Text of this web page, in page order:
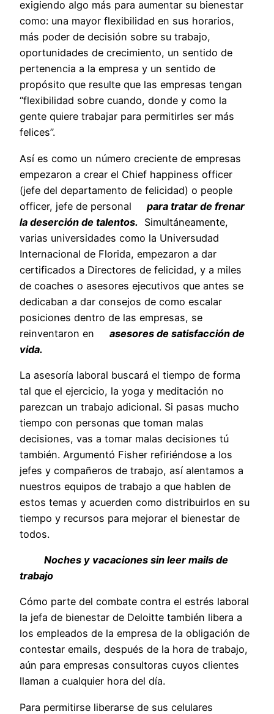
exigiendo algo más para aumentar su bienestar
como: una mayor flexibilidad en sus horarios,
más poder de decisión sobre su trabajo,
oportunidades de crecimiento, un sentido de
pertenencia a la empresa y un sentido de
propósito que resulte que las empresas tengan
“flexibilidad sobre cuando, donde y como la
gente quiere trabajar para permitirles ser más
felices”.
Así es como un número creciente de empresas
empezaron a crear el Chief happiness officer
(jefe del departamento de felicidad) o people
officer, jefe de personal
para tratar de frenar
la deserción de talentos. Simultáneamente,
varias universidades como la Universudad
Internacional de Florida, empezaron a dar
certificados a Directores de felicidad, y a miles
de coaches o asesores ejecutivos que antes se
dedicaban a dar consejos de como escalar
posiciones dentro de las empresas, se
reinventaron en
asesores de satisfacción de
vida.
La asesoría laboral buscará el tiempo de forma
tal que el ejercicio, la yoga y meditación no
parezcan un trabajo adicional. Si pasas mucho
tiempo con personas que toman malas
decisiones, vas a tomar malas decisiones tú
también. Argumentó Fisher refiriéndose a los
jefes y compañeros de trabajo, así alentamos a
nuestros equipos de trabajo a que hablen de
estos temas y acuerden como distribuirlos en su
tiempo y recursos para mejorar el bienestar de
todos.
Noches y vacaciones sin leer mails de
trabajo
Cómo parte del combate contra el estrés laboral
la jefa de bienestar de Deloitte también libera a
los empleados de la empresa de la obligación de
contestar emails, después de la hora de trabajo,
aún para empresas consultoras cuyos clientes
llaman a cualquier hora del día.
Para permitirse liberarse de sus celulares